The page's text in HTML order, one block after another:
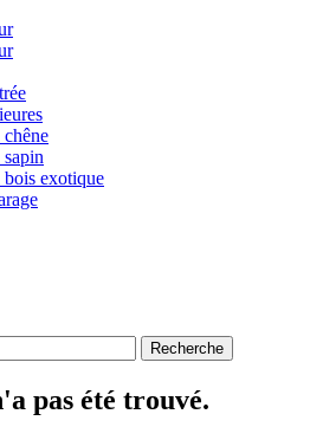
chêne
sapin
bois exotique
pas été trouvé.